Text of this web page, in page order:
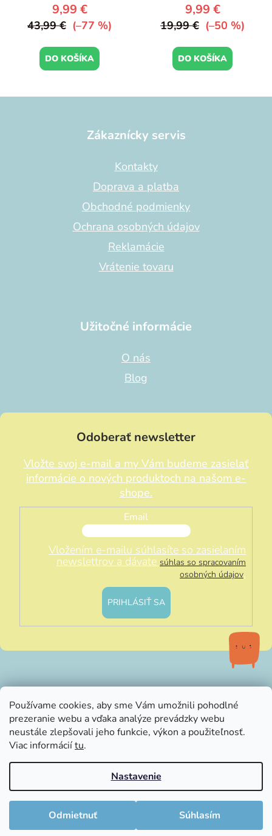
Používame cookies, aby sme Vám umožnili pohodlné
prezeranie webu a vďaka analýze prevádzky webu
neustále zlepšovali jeho funkcie, výkon a použiteľnosť.
Viac informáciítu.
Nastavenie
Odmietnuť Súhlasím
9,99 €
43,99 € (–77 %)
DO KOŠÍKA
9,99 €
19,99 € (–50 %)
DO KOŠÍKA
Zákaznícky servis
Kontakty
Doprava a platba
Obchodné podmienky
Ochrana osobných údajov
Reklamácie
Vrátenie tovaru
Užitočné informácie
O nás
Blog
Odoberať newsletter
Vložte svoj e-mail a my Vám budeme zasielať
informácie o nových produktoch na našom e-
shope.
Email
Vložením e-mailu súhlasíte so zasielaním
newslettrov a dávate súhlas so spracovaním
osobných údajov.
PRIHLÁSIŤ SA
info@littleluna.sk
Vytvoril Shoptet
Copyright 2026LittleLuna.sk
. Všetky práva vyhradené.
Upraviť nastavenie cookies